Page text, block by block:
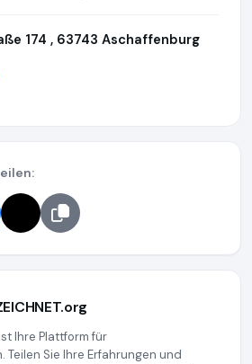
174 , 63743 Aschaffenburg
ist Ihre Plattform für
Sie Ihre Erfahrungen und